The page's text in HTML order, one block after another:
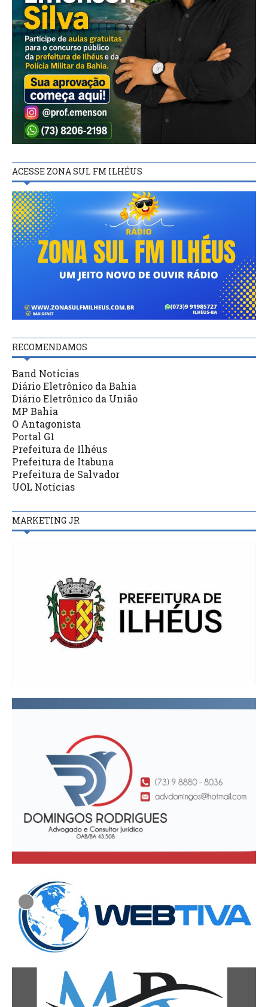
ACESSE ZONA SUL FM ILHÉUS
RECOMENDAMOS
Band Notícias
Diário Eletrônico da Bahia
Diário Eletrônico da União
MP Bahia
O Antagonista
Portal G1
Prefeitura de Ilhéus
Prefeitura de Itabuna
Prefeitura de Salvador
UOL Notícias
MARKETING JR